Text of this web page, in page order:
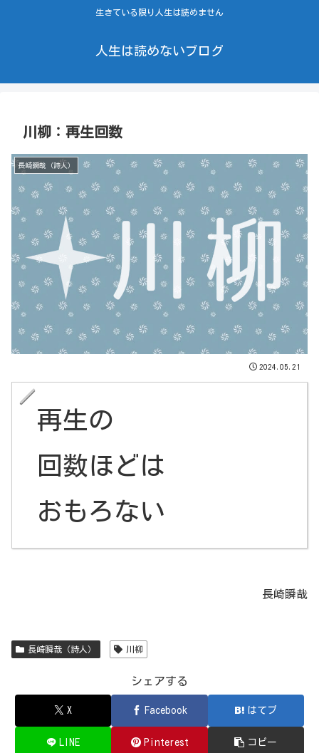
生きている限り人生は読めません
人生は読めないブログ
川柳：再生回数
長崎瞬哉（詩人）
2024.05.21
再生の
回数ほどは
おもろない
長崎瞬哉
長崎瞬哉（詩人） 川柳
シェアする
X Facebook はてブ
LINE Pinterest コピー